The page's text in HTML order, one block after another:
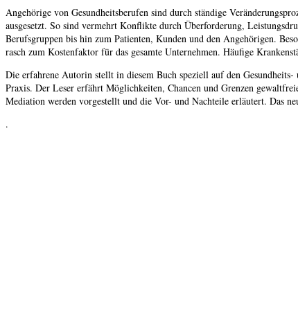
Angehörige von Gesundheitsberufen sind durch ständige
ausgesetzt. So sind vermehrt Konflikte durch Überforderung,
Berufsgruppen bis hin zum Patienten, Kunden und den Angehörigen.
rasch zum Kostenfaktor für das gesamte Unternehmen. Häufige
Die erfahrene Autorin stellt in diesem Buch speziell auf den
Praxis. Der Leser erfährt Möglichkeiten, Chancen und Grenzen
Mediation werden vorgestellt und die Vor- und Nachteile erläutert. Das
.